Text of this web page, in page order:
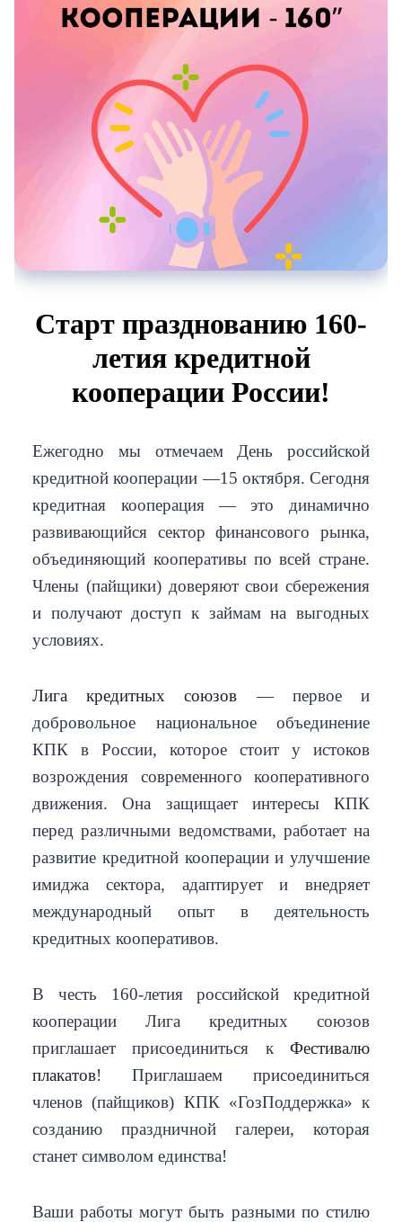
Старт празднованию 160-
летия кредитной
кооперации России!
Ежегодно мы отмечаем День российской
кредитной кооперации —15 октября. Сегодня
кредитная кооперация — это динамично
развивающийся сектор финансового рынка,
объединяющий кооперативы по всей стране.
Члены (пайщики) доверяют свои сбережения
и получают доступ к займам на выгодных
условиях.
Лига кредитных союзов — первое и
добровольное национальное объединение
КПК в России, которое стоит у истоков
возрождения современного кооперативного
движения. Она защищает интересы КПК
перед различными ведомствами, работает на
развитие кредитной кооперации и улучшение
имиджа сектора, адаптирует и внедряет
международный опыт в деятельность
кредитных кооперативов.
В честь 160-летия российской кредитной
кооперации Лига кредитных союзов
приглашает присоединиться к Фестивалю
плакатов! Приглашаем присоединиться
членов (пайщиков) КПК «ГозПоддержка» к
созданию праздничной галереи, которая
станет символом единства!
Ваши работы могут быть разными по стилю